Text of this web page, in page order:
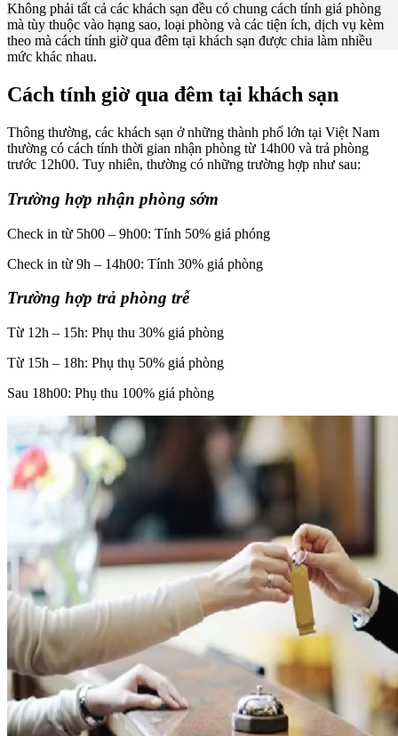
Không phải tất cả các khách sạn đều có chung cách tính giá phòng
mà tùy thuộc vào hạng sao, loại phòng và các tiện ích, dịch vụ kèm
theo mà cách tính giờ qua đêm tại khách sạn được chia làm nhiều
mức khác nhau.
Cách tính giờ qua đêm tại khách sạn
Thông thường, các khách sạn ở những thành phố lớn tại Việt Nam
thường có cách tính thời gian nhận phòng từ 14h00 và trả phòng
trước 12h00. Tuy nhiên, thường có những trường hợp như sau:
Trường hợp nhận phòng sớm
Check in từ 5h00 – 9h00: Tính 50% giá phóng
Check in từ 9h – 14h00: Tính 30% giá phòng
Trường hợp trả phòng trễ
Từ 12h – 15h: Phụ thu 30% giá phòng
Từ 15h – 18h: Phụ thụ 50% giá phòng
Sau 18h00: Phụ thu 100% giá phòng